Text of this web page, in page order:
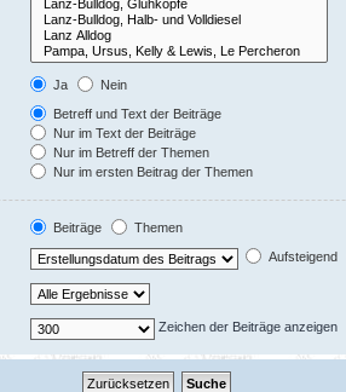
Ja
Nein
Betreff und Text der Beiträge
Nur im Text der Beiträge
Nur im Betreff der Themen
Nur im ersten Beitrag der Themen
Beiträge
Themen
Aufsteigend
Zeichen der Beiträge anzeigen